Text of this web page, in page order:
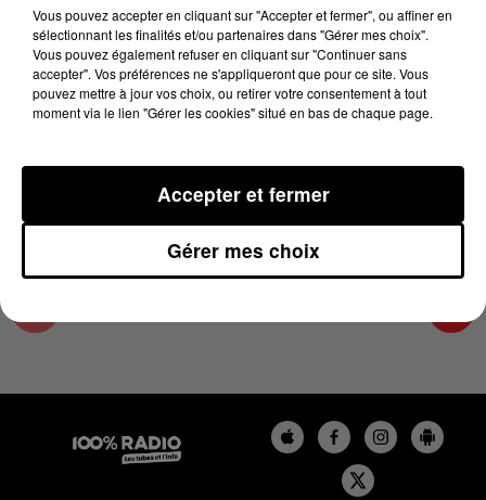
22 novembre 2024 - 4 min 24 sec
LES INFOS DE L'AUDE DU 22/11/2024 À
07H00
Les infos de l'Aude
Vous pouvez accepter en cliquant sur "Accepter et fermer", ou affiner en
sélectionnant les finalités et/ou partenaires dans "Gérer mes choix".
Vous pouvez également refuser en cliquant sur "Continuer sans
accepter". Vos préférences ne s'appliqueront que pour ce site. Vous
pouvez mettre à jour vos choix, ou retirer votre consentement à tout
moment via le lien "Gérer les cookies" situé en bas de chaque page.
Gérer mes choix
Accepter et fermer